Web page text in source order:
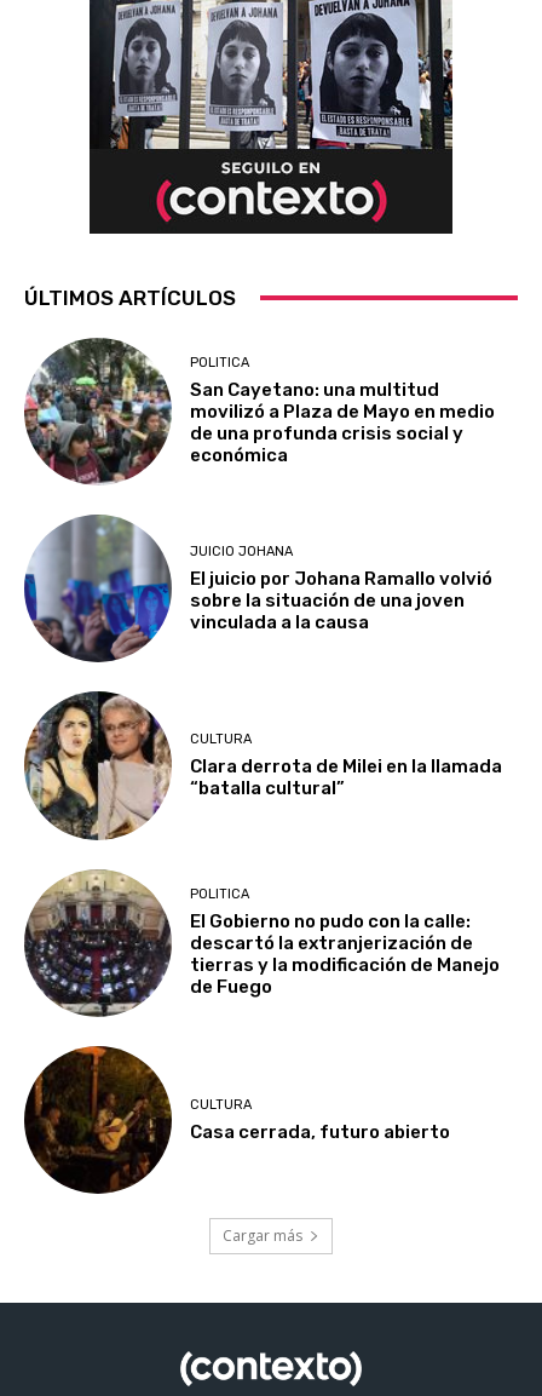
ÚLTIMOS ARTÍCULOS
POLITICA
San Cayetano: una multitud
movilizó a Plaza de Mayo en medio
de una profunda crisis social y
económica
JUICIO JOHANA
El juicio por Johana Ramallo volvió
sobre la situación de una joven
vinculada a la causa
CULTURA
Clara derrota de Milei en la llamada
“batalla cultural”
POLITICA
El Gobierno no pudo con la calle:
descartó la extranjerización de
tierras y la modificación de Manejo
de Fuego
CULTURA
Casa cerrada, futuro abierto
Cargar más